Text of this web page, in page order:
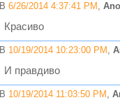
В 6/26/2014 4:37:41 PM ,
Красиво
В 10/19/2014 10:23:00 PM ,
И правдиво
В 10/19/2014 11:03:50 PM ,